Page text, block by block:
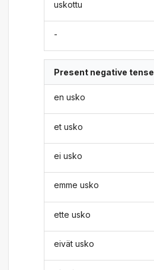
uskottu
-
Present negative tense
en usko
et usko
ei usko
emme usko
ette usko
eivät usko